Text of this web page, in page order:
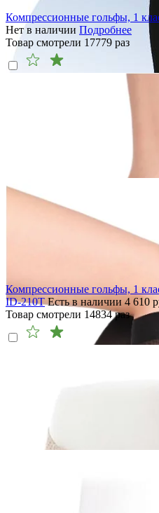
Компрессионные гольфы, 1
Нет в наличии Подробнее
Товар смотрели 17779 раз
Компрессионные гольфы, 1
ID-210T Есть в наличии 4 610
Товар смотрели 14834раз